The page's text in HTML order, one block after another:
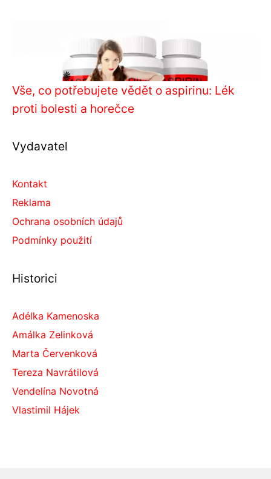
Vše, co potřebujete vědět o aspirinu: Lék
proti bolesti a horečce
Vydavatel
Kontakt
Reklama
Ochrana osobních údajů
Podmínky použití
Historici
Adélka Kamenoska
Amálka Zelinková
Marta Červenková
Tereza Navrátilová
Vendelína Novotná
Vlastimil Hájek